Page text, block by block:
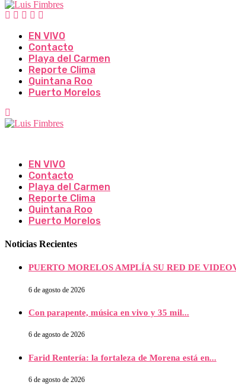
EN VIVO
Contacto
Playa del Carmen
Reporte Clima
Quintana Roo
Puerto Morelos
EN VIVO
Contacto
Playa del Carmen
Reporte Clima
Quintana Roo
Puerto Morelos
Noticias Recientes
PUERTO MORELOS AMPLÍA SU RED DE
6 de agosto de 2026
Con parapente, música en vivo y 35 mil...
6 de agosto de 2026
Farid Rentería: la fortaleza de Morena está en...
6 de agosto de 2026